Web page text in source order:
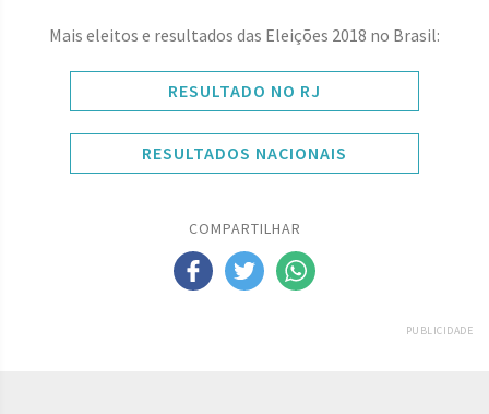
Mais eleitos e resultados das Eleições 2018 no Brasil:
RESULTADO NO RJ
RESULTADOS NACIONAIS
COMPARTILHAR
PUBLICIDADE